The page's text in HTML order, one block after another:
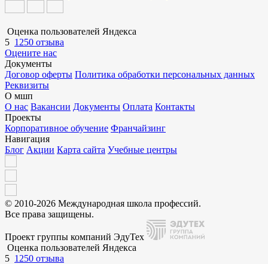
Оценка пользователей Яндекса
5 1250 отзыва
Оцените нас
Документы
Договор оферты Политика обработки персональных данных
Реквизиты
О мшп
О нас Вакансии Документы Оплата Контакты
Проекты
Корпоративное обучение Франчайзинг
Навигация
Блог Акции Карта сайта Учебные центры
© 2010-2026 Международная школа профессий.
Все права защищены.
Проект группы компаний ЭдуТех
Оценка пользователей Яндекса
5 1250 отзыва